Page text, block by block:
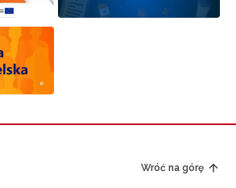
Wróć na górę